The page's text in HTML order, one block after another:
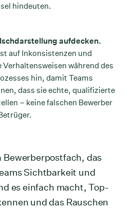
hindeuten.
aufdecken.
auf Inkonsistenzen und
während des
hin, damit Teams
dass sie echte, qualifizierte
– keine falschen Bewerber
Bewerberpostfach, das
Sichtbarkeit und
es einfach macht, Top-
und das Rauschen